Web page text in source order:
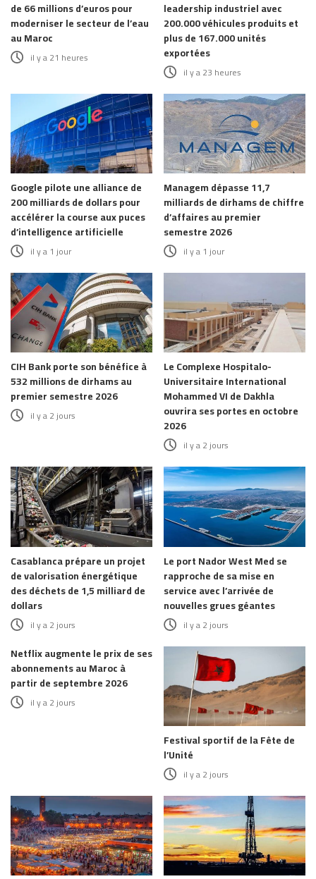
de 66 millions d’euros pour
moderniser le secteur de l’eau
au Maroc
il y a 21 heures
leadership industriel avec
200.000 véhicules produits et
plus de 167.000 unités
exportées
il y a 23 heures
Google pilote une alliance de
200 milliards de dollars pour
accélérer la course aux puces
d’intelligence artificielle
il y a 1 jour
Managem dépasse 11,7
milliards de dirhams de chiffre
d’affaires au premier
semestre 2026
il y a 1 jour
CIH Bank porte son bénéfice à
532 millions de dirhams au
premier semestre 2026
il y a 2 jours
Le Complexe Hospitalo-
Universitaire International
Mohammed VI de Dakhla
ouvrira ses portes en octobre
2026
il y a 2 jours
Casablanca prépare un projet
de valorisation énergétique
des déchets de 1,5 milliard de
dollars
il y a 2 jours
Le port Nador West Med se
rapproche de sa mise en
service avec l’arrivée de
nouvelles grues géantes
il y a 2 jours
Netflix augmente le prix de ses
abonnements au Maroc à
partir de septembre 2026
il y a 2 jours
Festival sportif de la Fête de
l’Unité
il y a 2 jours